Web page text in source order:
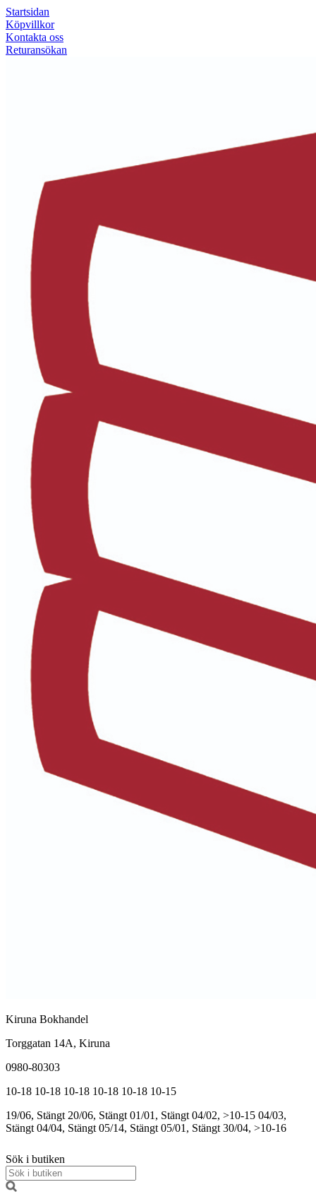
Startsidan
Köpvillkor
Kontakta oss
Returansökan
Kiruna Bokhandel
Torggatan 14A, Kiruna
0980-80303
10-18 10-18 10-18 10-18 10-18 10-15
19/06, Stängt 20/06, Stängt 01/01, Stängt 04/02, >10-15 04/03,
Stängt 04/04, Stängt 05/14, Stängt 05/01, Stängt 30/04, >10-16
Sök i butiken